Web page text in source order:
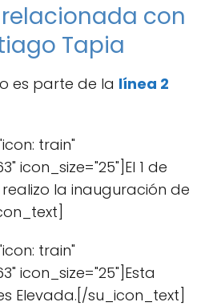
con
Tapia
es parte de la línea 2
train"
icon_size="25"]El 1 de
la inauguración de
train"
icon_size="25"]Esta
Elevada.[/su_icon_text]